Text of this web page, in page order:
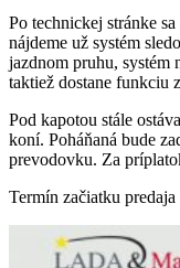
Po technickej stránke
nájdeme už systém
jazdnom pruhu,
taktiež dostane funkciu
Pod kapotou stále
koní. Poháňaná bude
prevodovku. Za
Termín začiatku